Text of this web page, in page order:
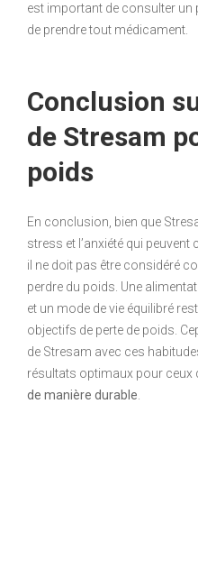
est important de consulter
de prendre tout médicament.
Conclusion
de Stresam
poids
En conclusion, bien que
stress et l’anxiété qui
il ne doit pas être considéré
perdre du poids. Une
et un mode de vie équilibré
objectifs de perte de poids.
de Stresam avec ces
résultats optimaux pour ceux
de manière durable.